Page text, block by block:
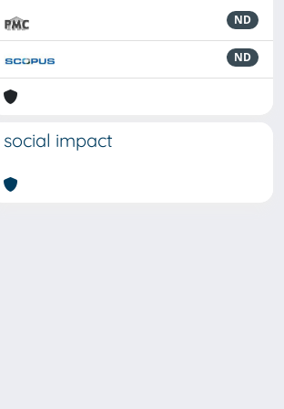
ND
ND
social impact